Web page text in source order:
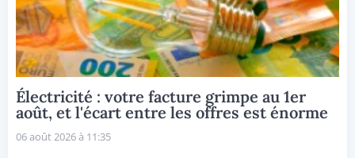
Électricité : votre facture grimpe au 1er
août, et l'écart entre les offres est énorme
06 août 2026 à 11:35